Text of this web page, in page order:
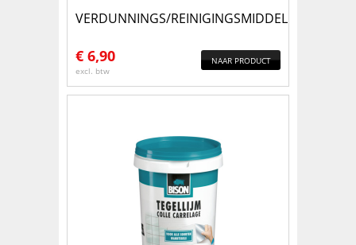
VERDUNNINGS/REINIGINGSMIDDEL
€ 6,90
excl. btw
NAAR PRODUCT